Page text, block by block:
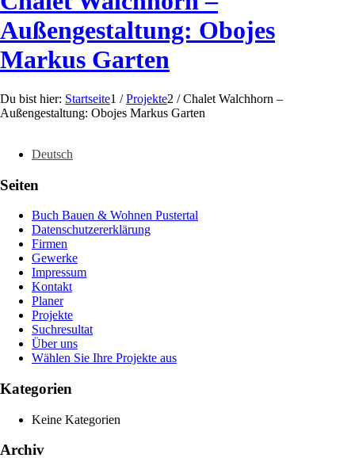
Außengestaltung: Obojes
Markus Garten
Du bist hier: Startseite1 / Projekte2 / Chalet Walchhorn –
Außengestaltung: Obojes Markus Garten
Deutsch
Seiten
Buch Bauen & Wohnen Pustertal
Datenschutzererklärung
Firmen
Gewerke
Impressum
Kontakt
Planer
Projekte
Suchresultat
Über uns
Wählen Sie Ihre Projekte aus
Kategorien
Keine Kategorien
Archiv